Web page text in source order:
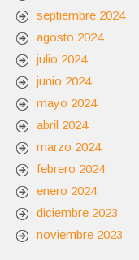
septiembre 2024
agosto 2024
julio 2024
junio 2024
mayo 2024
abril 2024
marzo 2024
febrero 2024
enero 2024
diciembre 2023
noviembre 2023